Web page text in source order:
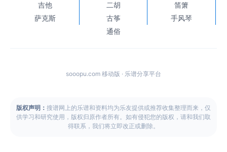
吉他
二胡
笛箫
萨克斯
古筝
手风琴
通俗
sooopu.com 移动版 · 乐谱分享平台
版权声明： 搜谱网上的乐谱和资料均为乐友提供或推荐收集整理而来，仅
供学习和研究使用，版权归原作者所有。如有侵犯您的版权，请和我们取
得联系，我们将立即改正或删除。